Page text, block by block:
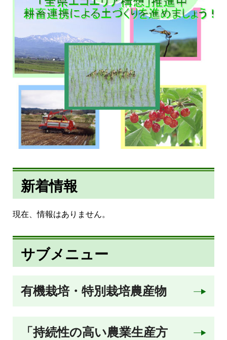
新着情報
現在、情報はありません。
サブメニュー
有機栽培・特別栽培農産物
「持続性の高い農業生産方